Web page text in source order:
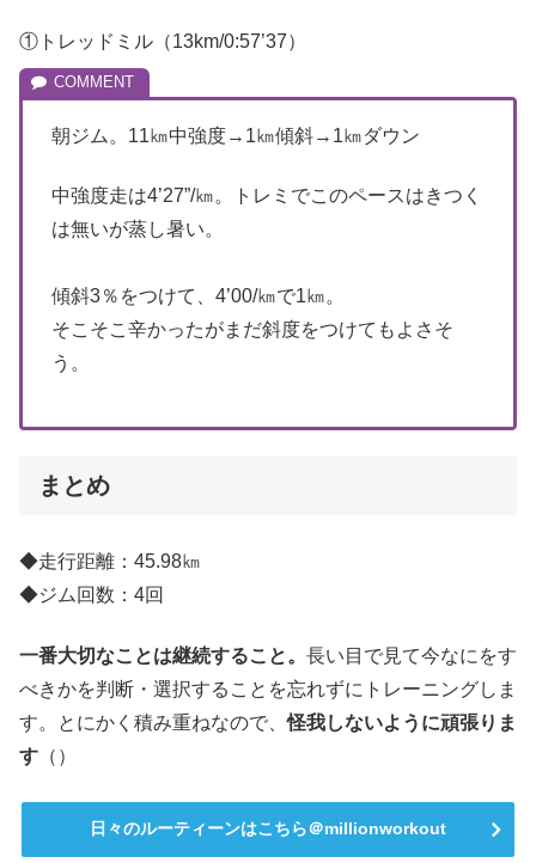
①トレッドミル（13km/0:57’37）
朝ジム。11㎞中強度→1㎞傾斜→1㎞ダウン
中強度走は4’27”/㎞。トレミでこのペースはきつく
は無いが蒸し暑い。
傾斜3％をつけて、4’00/㎞で1㎞。
そこそこ辛かったがまだ斜度をつけてもよさそ
う。
まとめ
◆走行距離：45.98㎞
◆ジム回数：4回
一番大切なことは継続すること。 長い目で見て今なにをす
べきかを判断・選択することを忘れずにトレーニングしま
す。とにかく積み重ねなので、怪我しないように頑張りま
す （）
日々のルーティーンはこちら＠millionworkout